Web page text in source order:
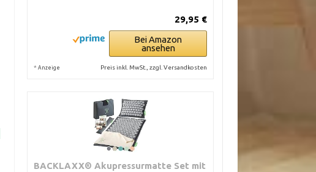
29,95 €
Bei Amazon
ansehen
* Anzeige Preis inkl. MwSt., zzgl. Versandkosten
BACKLAXX® Akupressurmatte Set mit